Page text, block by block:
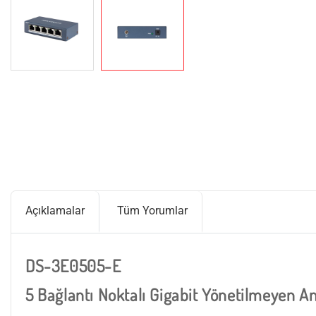
Açıklamalar Tüm Yorumlar
DS-3E0505-E
5 Bağlantı Noktalı Gigabit Yönetilmeyen